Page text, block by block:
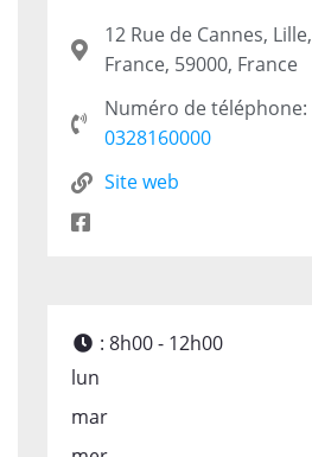
12 Rue de Cannes,
France, 59000, France
Numéro de téléphone:
0328160000
Site web
: 8h00 - 12h00
lun
mar